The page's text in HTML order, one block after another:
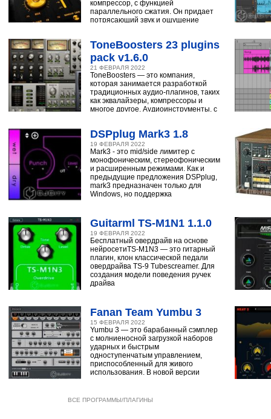
компрессор, с функцией
параллельного сжатия. Он придает
потрясающий звук и ощущение
ToneBoosters 23 plugins
pack v1.6.0
21 ФЕВРАЛЯ 2022
ToneBoosters — это компания,
которая занимается разработкой
традиционных аудио-плагинов, таких
как эквалайзеры, компрессоры и
многое другое. Аудиоинструменты, с
DSPplug Mark3 1.8
19 ФЕВРАЛЯ 2022
Mark3 - это mid/side лимитер с
монофоническим, стереофоническим
и расширенным режимами. Как и
предыдущие предложения DSPplug,
mark3 предназначен только для
Windows, но поддержка
Guitarml TS-M1N1 1.1.0
19 ФЕВРАЛЯ 2022
Бесплатный овердрайв на основе
нейросетиTS-M1N3 — это гитарный
плагин, клон классической педали
овердрайва TS-9 Tubescreamer. Для
создания модели поведения ручек
драйва
Fanan Team Yumbu 3
15 ФЕВРАЛЯ 2022
Yumbu 3 — это барабанный сэмплер
с молниеносной загрузкой наборов
ударных и быстрым
одноступенчатым управлением,
приспособленный для живого
использования. В новой версии
ВСЕ ПРОГРАММЫ/ПЛАГИНЫ